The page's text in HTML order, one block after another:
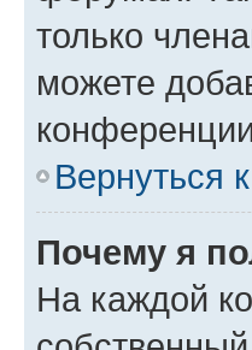
только
можете
Вернуться
Почему я
На каждой